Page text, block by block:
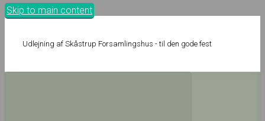
Skip to main content
Udlejning af Skåstrup Forsamlingshus - til den gode fest